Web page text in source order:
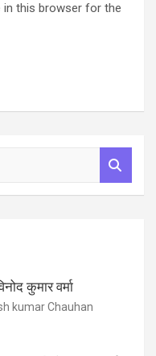
in this browser for the
कुमार वर्मा
kumar Chauhan